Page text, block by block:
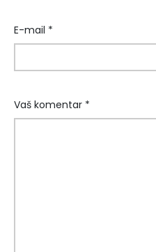
E-mail *
Vaš komentar *